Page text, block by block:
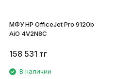
МФУ HP OfficeJet Pro 9120b
AiO 4V2N8C
158 531 тг
В наличии